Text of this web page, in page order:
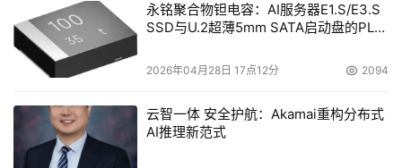
l 如何防止用户数据的丢失
l 镜像的种类
本文来源于DOIT传媒，文章内容仅供参考，不构成投资建议。
永铭聚合物钽电容：AI服务器E1.S/E3.S
SSD与U.2超薄5mm SATA启动盘的PLP
2026年04月28日 17点12分 2094
云智一体 安全护航：Akamai重构分布式
AI推理新范式